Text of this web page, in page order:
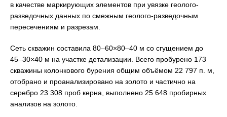
в качестве маркирующих элементов при увязке геолого-
разведочных данных по смежным геолого-разведочным
пересечениям и разрезам.
Сеть скважин составила 80–60×80–40 м со сгущением до
45–30×40 м на участке детализации. Всего пробурено 173
скважины колонкового бурения общим объёмом 22 797 п. м,
отобрано и проанализировано на золото и частично на
серебро 23 308 проб керна, выполнено 25 648 пробирных
анализов на золото.